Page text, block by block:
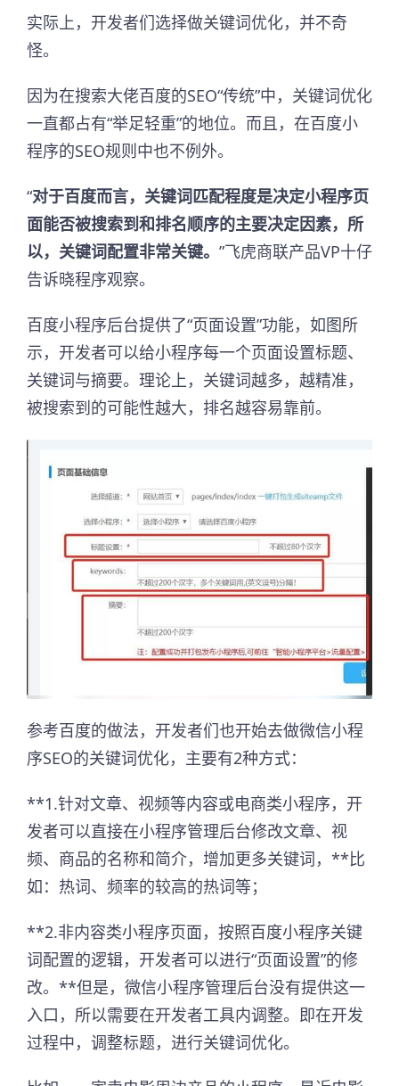
实际上，开发者们选择做关键词优化，并不奇
怪。
因为在搜索大佬百度的SEO“传统”中，关键词优化
一直都占有“举足轻重”的地位。而且，在百度小
程序的SEO规则中也不例外。
“对于百度而言，关键词匹配程度是决定小程序页
面能否被搜索到和排名顺序的主要决定因素，所
以，关键词配置非常关键。 ”飞虎商联产品VP十仔
告诉晓程序观察。
百度小程序后台提供了“页面设置”功能，如图所
示，开发者可以给小程序每一个页面设置标题、
关键词与摘要。理论上，关键词越多，越精准，
被搜索到的可能性越大，排名越容易靠前。
参考百度的做法，开发者们也开始去做微信小程
序SEO的关键词优化，主要有2种方式：
**1.针对文章、视频等内容或电商类小程序，开
发者可以直接在小程序管理后台修改文章、视
频、商品的名称和简介，增加更多关键词，**比
如：热词、频率的较高的热词等；
**2.非内容类小程序页面，按照百度小程序关键
词配置的逻辑，开发者可以进行“页面设置”的修
改。**但是，微信小程序管理后台没有提供这一
入口，所以需要在开发者工具内调整。即在开发
过程中，调整标题，进行关键词优化。